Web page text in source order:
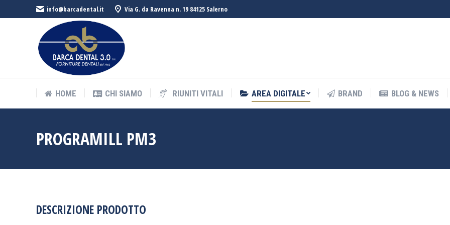
info@barcadental.it Via G. da Ravenna n. 19 84125 Salerno
HOME CHI SIAMO RIUNITI VITALI AREA DIGITALE BRAND BLOG & NEWS
PROGRAMILL PM3
DESCRIZIONE PRODOTTO
HOME CHI SIAMO RIUNITI VITALI AREA DIGITALE BRAND BLOG & NEWS WEBINAR